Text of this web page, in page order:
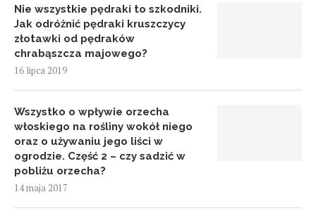
Nie wszystkie pędraki to szkodniki.
Jak odróżnić pędraki kruszczycy
złotawki od pędraków
chrabąszcza majowego?
16 lipca 2019
Wszystko o wpływie orzecha
włoskiego na rośliny wokół niego
oraz o używaniu jego liści w
ogrodzie. Część 2 – czy sadzić w
pobliżu orzecha?
14 maja 2017